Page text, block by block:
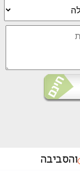
והסביבה